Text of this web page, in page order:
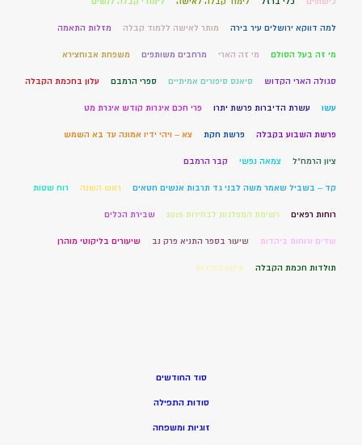
למה דווקא ירושלים עיר בירה מותר לאישה ללמוד קבלה מזלות התאמה
מי זה בעל הסולם מי זה הארי מרחבים משותפים משפחת אבוחצירא
סגולה הארי הקדוש סיאנס סיפורים אמיתיים ספרי הרמבם עלון בחכמת הקבלה
עשו עשרת הדיברות פרשת יתרו פרי חכם איגרות קודש איגרת מט
פרשת השבוע בקבלה פרשת חקת צא – ויהי ידיו אמונה עד בא השמש
ציון הרמח"ל צמאה נפשי קבר הרמבם
קד – בשביל שאמר משה לבני גד תרבות אנשים חטאים ראש השנה רוח שטות
רוחות רפאים רשימת המפלגות לבחירות 2015 שבירת הכלים
שדים ורוחות ביהדות שיעור בספר התניא פרק נב שיעורים בליקוטי מוהרן
תולדות חכמת הקבלה תיקון המידות
סוד החודשים
סודות התפילה
זוגיות ומשפחה